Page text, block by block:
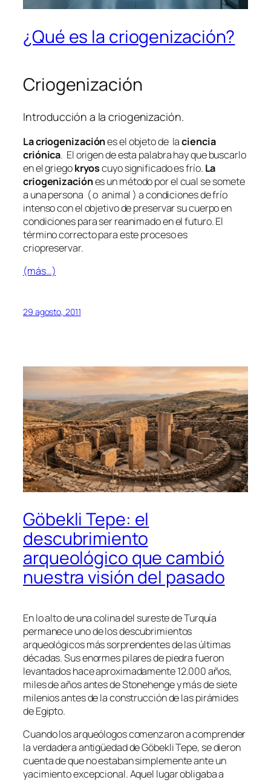
¿Qué es la criogenización?
Criogenización
Introducción a la criogenización.
La criogenizaciónes el objeto de laciencia
criónica. El origen de esta palabra hay que buscarlo
en el griegokryoscuyo significado es frío. La
criogenizaciónes un método por el cual se somete
a una persona ( o animal ) a condiciones de frío
intenso con el objetivo de preservar su cuerpo en
condiciones para ser reanimado en el futuro. El
término correcto para este proceso es
criopreservar.
(más…)
29 agosto, 2011
Göbekli Tepe: el
descubrimiento
arqueológico que cambió
nuestra visión del pasado
En lo alto de una colina del sureste de Turquía
permanece uno de los descubrimientos
arqueológicos más sorprendentes de las últimas
décadas. Sus enormes pilares de piedra fueron
levantados hace aproximadamente 12.000 años,
miles de años antes de Stonehenge y más de siete
milenios antes de la construcción de las pirámides
de Egipto.
Cuando los arqueólogos comenzaron a comprender
la verdadera antigüedad de Göbekli Tepe, se dieron
cuenta de que no estaban simplemente ante un
yacimiento excepcional. Aquel lugar obligaba a